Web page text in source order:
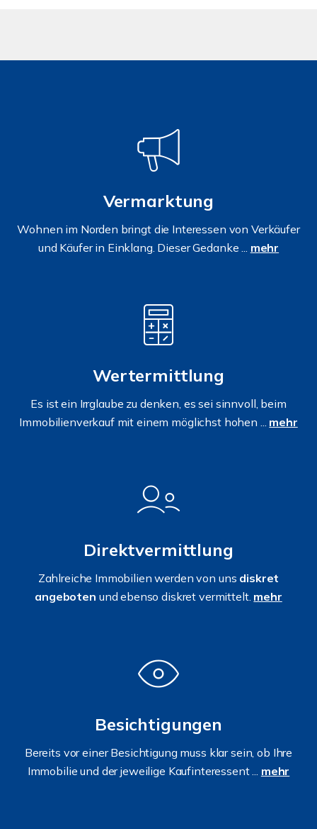
Vermarktung
Wohnen im Norden bringt die Interessen von Verkäufer
und Käufer in Einklang. Dieser Gedanke ... mehr
Wertermittlung
Es ist ein Irrglaube zu denken, es sei sinnvoll, beim
Immobilienverkauf mit einem möglichst hohen ... mehr
Direktvermittlung
Zahlreiche Immobilien werden von uns diskret
angeboten und ebenso diskret vermittelt. mehr
Besichtigungen
Bereits vor einer Besichtigung muss klar sein, ob Ihre
Immobilie und der jeweilige Kaufinteressent ... mehr